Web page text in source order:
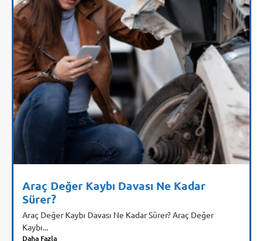
Araç Değer Kaybı Davası Ne Kadar
Sürer?
Araç Değer Kaybı Davası Ne Kadar Sürer? Araç Değer
Kaybı...
Daha Fazla